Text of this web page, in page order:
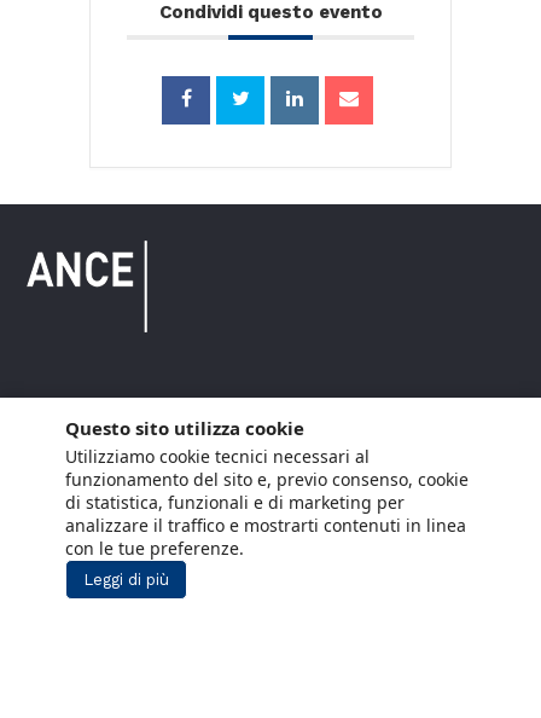
Condividi questo evento
Copyright © 2021 ANCE. Tutti i diritti riservati.
Privacy
Arianna Net
Società di
servizi
Cookie Policy
Arianna CE
Gestisci cookie
Social Media Policy
Questo sito utilizza cookie
Utilizziamo cookie tecnici necessari al
funzionamento del sito e, previo consenso, cookie
di statistica, funzionali e di marketing per
analizzare il traffico e mostrarti contenuti in linea
con le tue preferenze.
Leggi di più